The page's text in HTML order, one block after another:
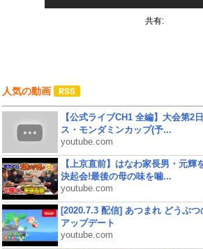
共有:
人気の動画
【公式ライブCH1 全編】大会第2
ス・モンダミンカップ(予...
youtube.com
【上京直前】はなわ家長男・元輝
決起会!最後の母の味を噛...
youtube.com
[2020.7.3 配信] あつまれ どうぶ
アップデート
youtube.com